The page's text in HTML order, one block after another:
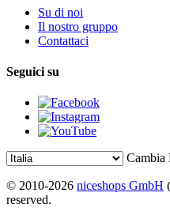
Su di noi
Il nostro gruppo
Contattaci
Seguici su
Cambia
© 2010-2026 niceshops GmbH
reserved.